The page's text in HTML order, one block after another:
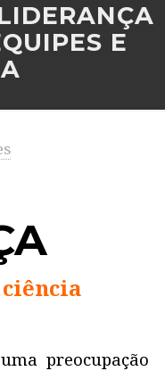
E
ciência
preocupação